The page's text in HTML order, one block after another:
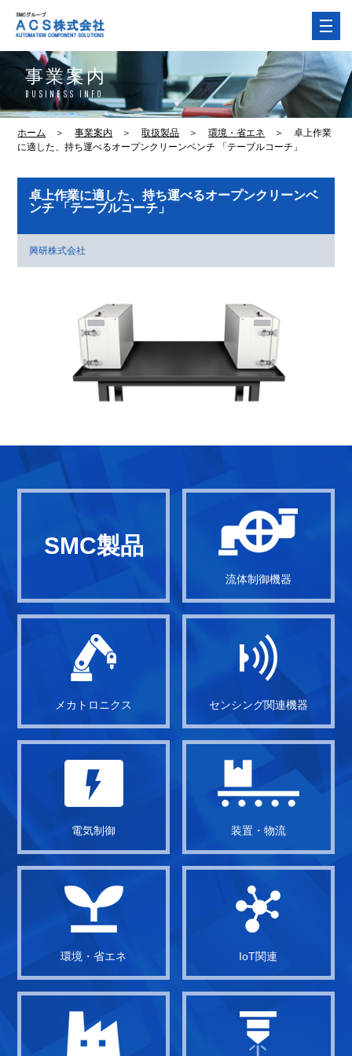
事業案内
BUSINESS INFO
ホーム ＞ 事業案内 ＞ 取扱製品 ＞ 環境・省エネ ＞
卓上作業
に適した、持ち運べるオープンクリーンベンチ 「テーブルコーチ」
卓上作業に適した、持ち運べるオープンクリーンベ
ンチ 「テーブルコーチ」
興研株式会社
SMC製品
流体制御機器
メカトロニクス センシング関連機器
電気制御 装置・物流
環境・省エネ IoT関連